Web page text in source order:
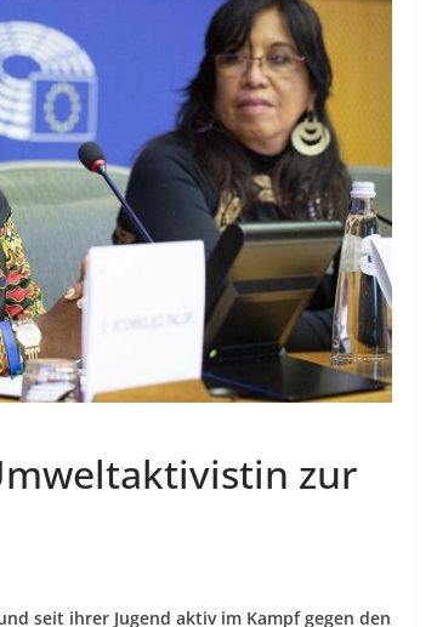
zur
seit ihrer Jugend aktiv im Kampf gegen den